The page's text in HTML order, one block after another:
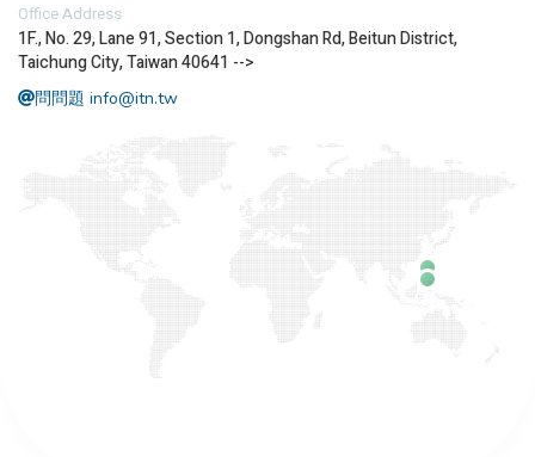
Office Address
1F., No. 29, Lane 91, Section 1, Dongshan Rd, Beitun District,
Taichung City, Taiwan 40641 -->
問問題 info@itn.tw